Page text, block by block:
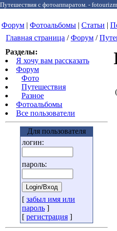
Путешествия с фотоаппаратом. -
Форум | Фотоальбомы | Статьи |
Главная страница /Форум /
Разделы:
Я хочу вам рассказать
Форум
Фото
Путешествия
Разное
Фотоальбомы
Все пользователи
Для пользователя
логин:
пароль:
[ забыл имя или
пароль ]
[ регистрация ]